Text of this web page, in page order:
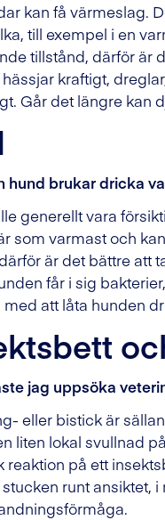
kan få värmeslag.
till exempel i en
tillstånd, därför är
kraftigt,
Går det längre kan
hund brukar dricka
generellt vara
som varmast och
är det bättre att
får i sig
att låta hunden
jag uppsöka
eller bistick är
liten lokal svullnad
reaktion på ett
runt ansiktet,